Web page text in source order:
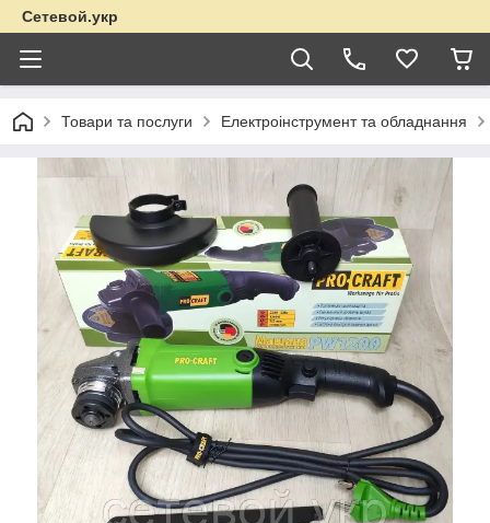
Сетевой.укр
Товари та послуги Електроінструмент та обладнання